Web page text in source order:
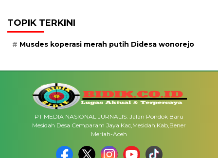
TOPIK TERKINI
Musdes koperasi merah putih Didesa wonorejo
PT MEDIA NASIONAL JURNALIS: Jalan Pondok Baru
Mesidah Desa Cemparam Jaya Kac,Mesidah,Kab,Bener
Meriah-Aceh